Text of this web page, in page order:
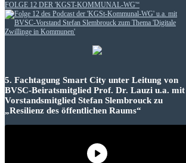
FOLGE 12 DER 'KGST-KOMMUNAL-WG'“
5. Fachtagung Smart City unter Leitung von
BVSC-Beiratsmitglied Prof. Dr. Lauzi u.a. mit
Vorstandsmitglied Stefan Slembrouck zu
„Resilienz des öffentlichen Raums“